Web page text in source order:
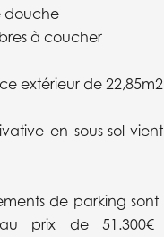
douche
à coucher
extérieur de 22,85m2
en sous-sol
de parking
au prix de 51.300€